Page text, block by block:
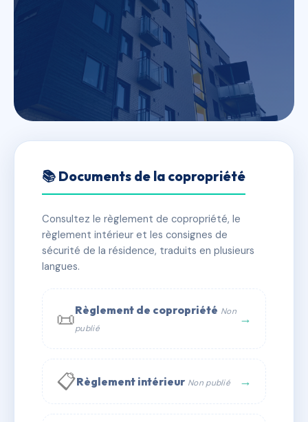
LES GOURMETS
✓ Immatriculée 🏠 5 lots 🏗 1 bâtiment(s)
📞 Contacter Syndic Digital
📚 Documents de la copropriété
Consultez le règlement de copropriété, le
règlement intérieur et les consignes de
sécurité de la résidence, traduits en plusieurs
langues.
📜Règlement de copropriété Non
publié
→
📋Règlement intérieur Non publié →